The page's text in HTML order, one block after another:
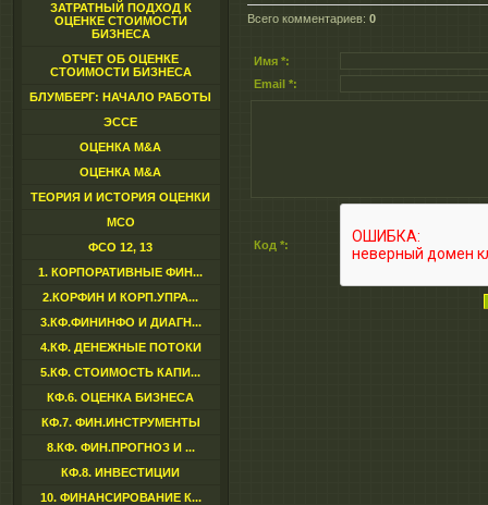
ЗАТРАТНЫЙ ПОДХОД К
ОЦЕНКЕ СТОИМОСТИ
БИЗНЕСА
ОТЧЕТ ОБ ОЦЕНКЕ
СТОИМОСТИ БИЗНЕСА
БЛУМБЕРГ: НАЧАЛО РАБОТЫ
ЭССЕ
ОЦЕНКА M&A
ОЦЕНКА M&A
ТЕОРИЯ И ИСТОРИЯ ОЦЕНКИ
МСО
ФСО 12, 13
1. КОРПОРАТИВНЫЕ ФИН...
2.КОРФИН И КОРП.УПРА...
3.КФ.ФИНИНФО И ДИАГН...
4.КФ. ДЕНЕЖНЫЕ ПОТОКИ
5.КФ. СТОИМОСТЬ КАПИ...
КФ.6. ОЦЕНКА БИЗНЕСА
КФ.7. ФИН.ИНСТРУМЕНТЫ
8.КФ. ФИН.ПРОГНОЗ И ...
КФ.8. ИНВЕСТИЦИИ
10. ФИНАНСИРОВАНИЕ К...
Всего комментариев: 0
Имя *:
Email *:
Код *: